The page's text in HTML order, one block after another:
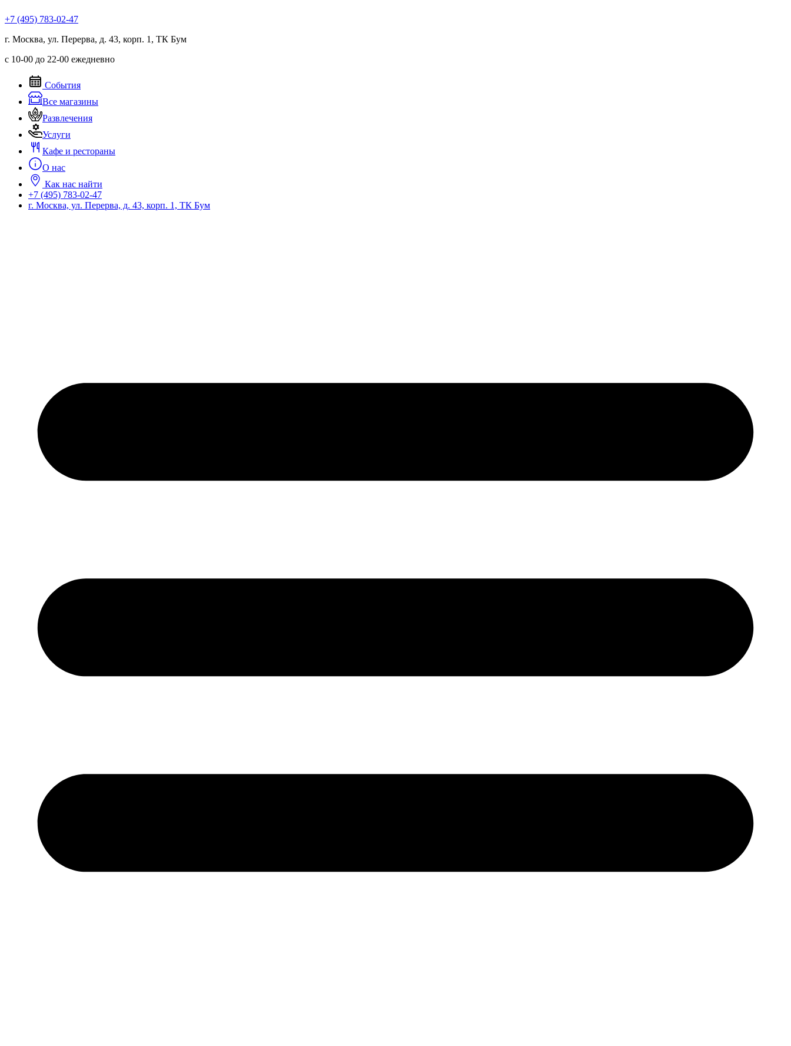
к
+7 (495) 783-02-47
г. Москва, ул. Перерва, д. 43, корп. 1, ТК Бум
с 10-00 до 22-00 ежедневно
События
Все магазины
Развлечения
Услуги
Кафе и рестораны
О нас
Как нас найти
+7 (495) 783-02-47
г. Москва, ул. Перерва, д. 43, корп. 1, ТК Бум